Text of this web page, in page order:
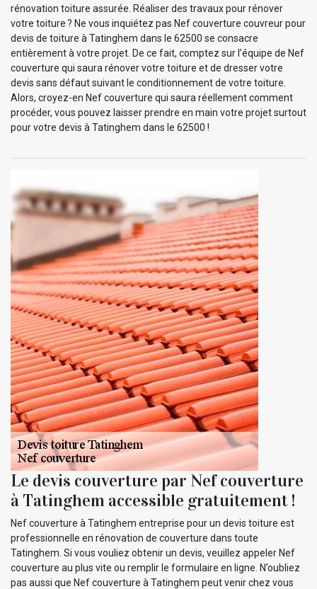
rénovation toiture assurée. Réaliser des travaux pour rénover
votre toiture ? Ne vous inquiétez pas Nef couverture couvreur pour
devis de toiture à Tatinghem dans le 62500 se consacre
entièrement à votre projet. De ce fait, comptez sur l’équipe de Nef
couverture qui saura rénover votre toiture et de dresser votre
devis sans défaut suivant le conditionnement de votre toiture.
Alors, croyez-en Nef couverture qui saura réellement comment
procéder, vous pouvez laisser prendre en main votre projet surtout
pour votre devis à Tatinghem dans le 62500 !
Le devis couverture par Nef couverture
à Tatinghem accessible gratuitement !
Nef couverture à Tatinghem entreprise pour un devis toiture est
professionnelle en rénovation de couverture dans toute
Tatinghem. Si vous vouliez obtenir un devis, veuillez appeler Nef
couverture au plus vite ou remplir le formulaire en ligne. N’oubliez
pas aussi que Nef couverture à Tatinghem peut venir chez vous